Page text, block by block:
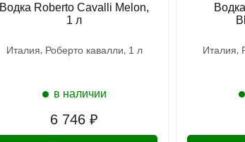
6 746 ₽
Водка Roberto Cavalli Melon,
1 л
италия роберто кавалли 1 л
в наличии
италия